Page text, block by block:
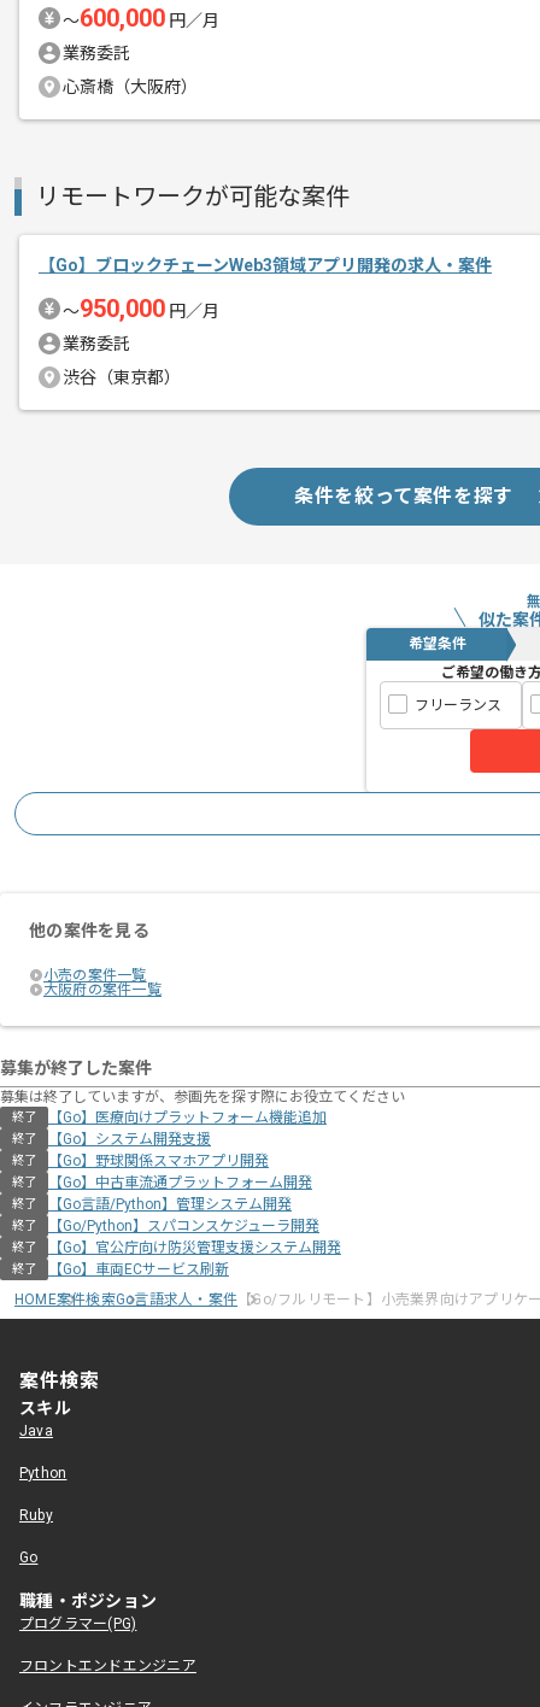
〜600,000 円／月
業務委託
心斎橋（大阪府）
リモートワークが可能な案件
【Go】ブロックチェーンWeb3領域アプリ開発の求人・案件
〜950,000 円／月
業務委託
渋谷（東京都）
条件を絞って案件を探す
似た案
希望条件
ご希望の働き
フリーランス
他の案件を見る
小売の案件一覧
大阪府の案件一覧
募集が終了した案件
募集は終了していますが、参画先を探す際にお役立てください
終了 【Go】医療向けプラットフォーム機能追加
終了 【Go】システム開発支援
終了 【Go】野球関係スマホアプリ開発
終了 【Go】中古車流通プラットフォーム開発
終了 【Go言語/Python】管理システム開発
終了 【Go/Python】スパコンスケジューラ開発
終了 【Go】官公庁向け防災管理支援システム開発
終了
【Go】車両ECサービス刷新
HOME案件検索Go言語求人・案件 【Go/フルリモート】小売業界向けアプリケ
案件検索
スキル
Java
Python
Ruby
Go
職種・ポジション
プログラマー(PG)
フロントエンドエンジニア